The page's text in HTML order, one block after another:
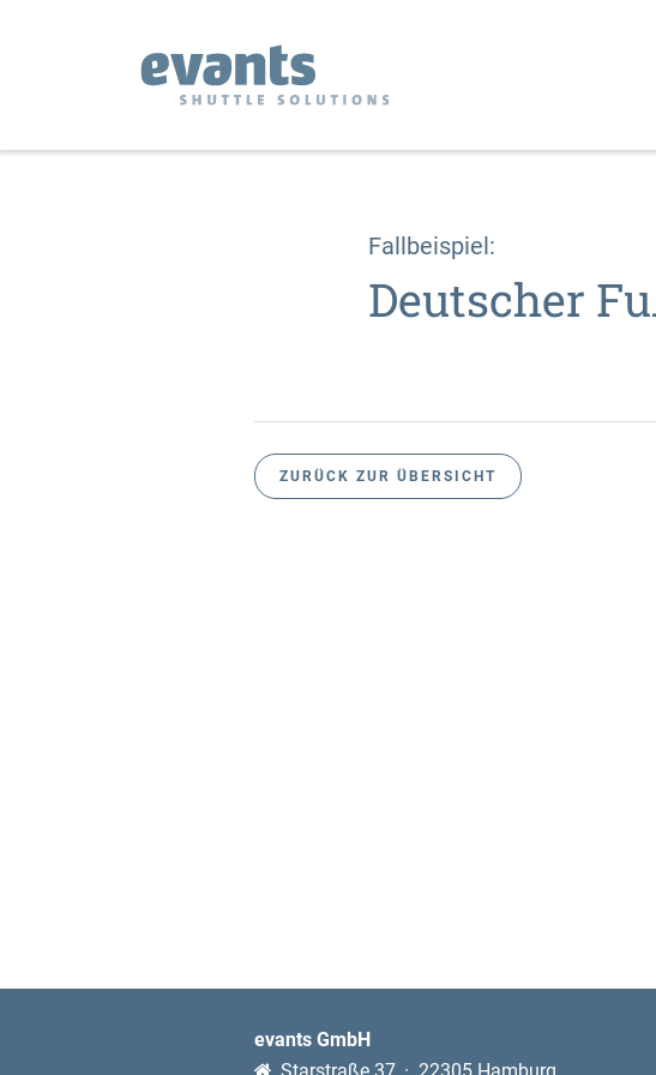
Fallbeispiel:
Deutscher
ZURÜCK ZUR ÜBERSICHT
evants GmbH